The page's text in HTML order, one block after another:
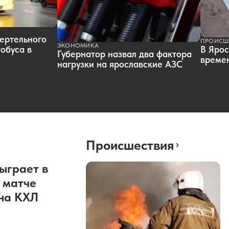
в
ЭКОНОМИКА
Губернатор назвал два фактора
нагрузки на ярославские АЗС
В
в
КХЛ
Происшествия